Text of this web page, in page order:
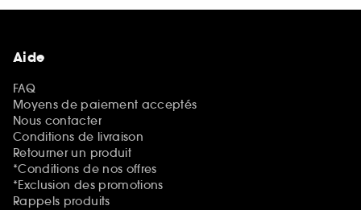
Aide
FAQ
Moyens de paiement acceptés
Nous contacter
Conditions de livraison
Retourner un produit
*Conditions de nos offres
*Exclusion des promotions
Rappels produits